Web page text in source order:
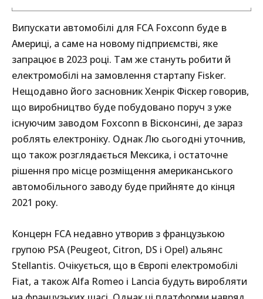
Випускати автомобілі для FCA Foxconn буде в
Америці, а саме на новому підприємстві, яке
запрацює в 2023 році. Там же стануть робити й
електромобілі на замовлення стартапу Fisker.
Нещодавно його засновник Хенрік Фіскер говорив,
що виробництво буде побудовано поруч з уже
існуючим заводом Foxconn в Вісконсині, де зараз
роблять електроніку. Однак Лю сьогодні уточнив,
що також розглядається Мексика, і остаточне
рішення про місце розміщення американського
автомобільного заводу буде прийняте до кінця
2021 року.
Концерн FCA недавно утворив з французькою
групою PSA (Peugeot, Citron, DS і Opel) альянс
Stellantis. Очікується, що в Європі електромобілі
Fiat, а також Alfa Romeo і Lancia будуть виробляти